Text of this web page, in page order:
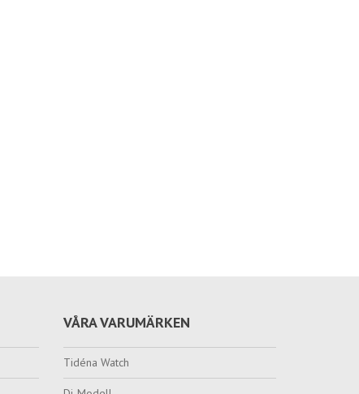
VÅRA VARUMÄRKEN
Tidéna Watch